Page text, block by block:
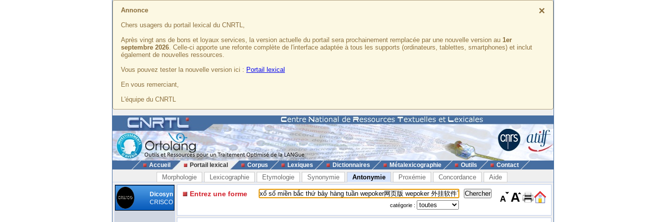
×
Annonce
Chers usagers du portail lexical du CNRTL,
Après vingt ans de bons et loyaux services, la version actuelle du portail sera prochainement remplacée par une nouvelle version au 1er
septembre 2026. Celle-ci apporte une refonte complète de l'interface adaptée à tous les supports (ordinateurs, tablettes, smartphones) et inclut
également de nouvelles ressources.
Vous pouvez tester la nouvelle version ici : Portail lexical
En vous remerciant,
L'équipe du CNRTL
Accueil Portail lexical Corpus Lexiques Dictionnaires Métalexicographie Outils Contact
Morphologie Lexicographie Etymologie Synonymie Antonymie Proxémie Concordance Aide
Dicosyn
CRISCO
Entrez une forme
catégorie :